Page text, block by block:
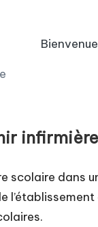
Bienvenue
scolaire dans